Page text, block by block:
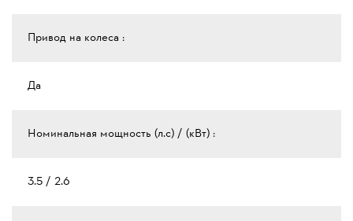
Привод на колеса :
Да
Номинальная мощность (л.с) / (кВт) :
3.5 / 2.6